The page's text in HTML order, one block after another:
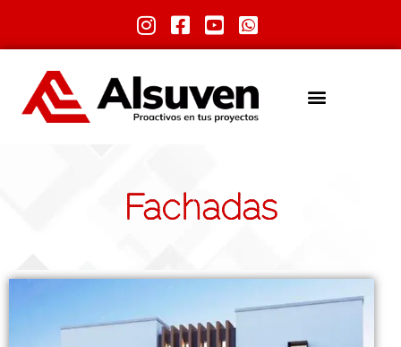
Fachadas